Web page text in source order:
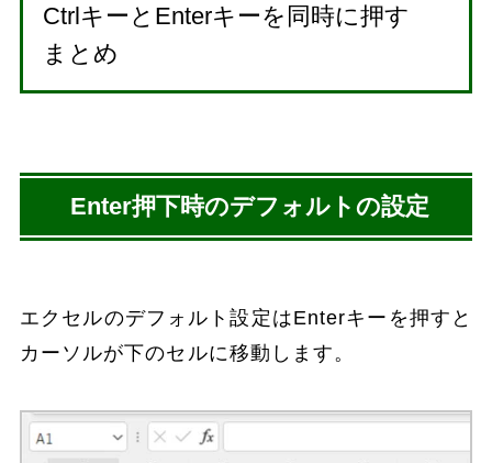
CtrlキーとEnterキーを同時に押す
まとめ
Enter押下時のデフォルトの設定
エクセルのデフォルト設定はEnterキーを押すと
カーソルが下のセルに移動します。